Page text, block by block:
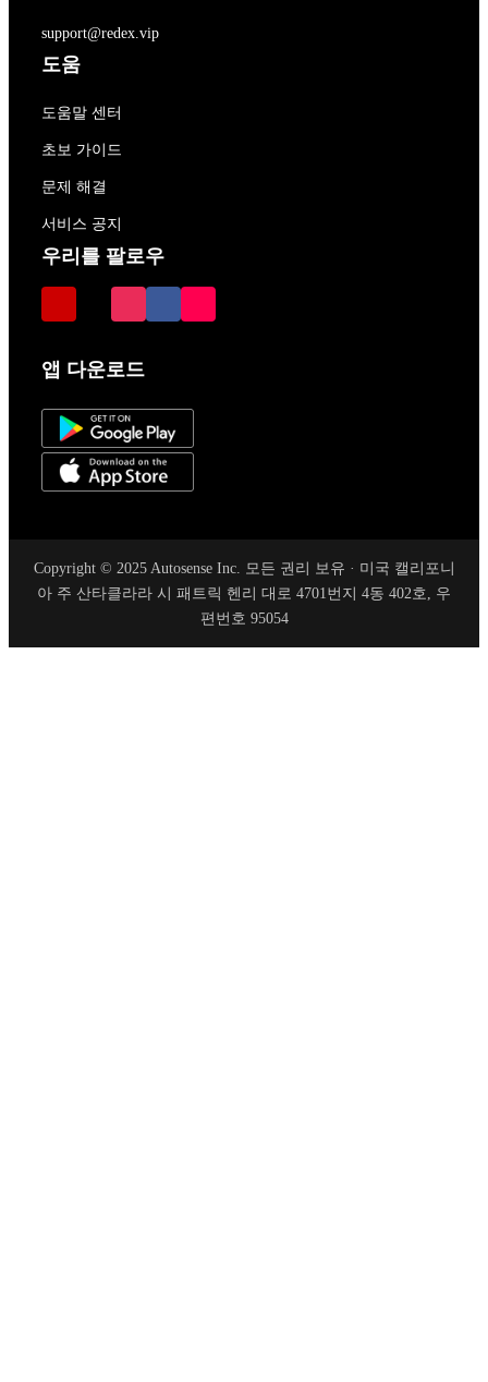
support@redex.vip
도움
도움말 센터
초보 가이드
문제 해결
서비스 공지
우리를 팔로우
앱 다운로드
Copyright © 2025 Autosense Inc. 모든 권리 보유 · 미국 캘리포니
아 주 산타클라라 시 패트릭 헨리 대로 4701번지 4동 402호, 우
편번호 95054